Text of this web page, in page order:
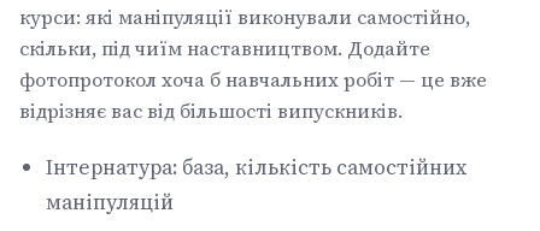
курси: які маніпуляції виконували самостійно,
скільки, під чиїм наставництвом. Додайте
фотопротокол хоча б навчальних робіт — це вже
відрізняє вас від більшості випускників.
Інтернатура: база, кількість самостійних
маніпуляцій